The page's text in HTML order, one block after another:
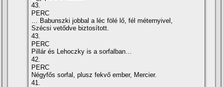
43.
PERC
… Babunszki jobbal a léc fölé lő, fél méternyivel,
Szécsi vetődve biztosított.
43.
PERC
Pillár és Lehoczky is a sorfalban…
42.
PERC
Négyfős sorfal, plusz fekvő ember, Mercier.
41.